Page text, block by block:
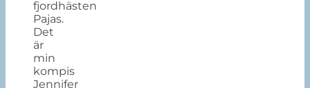
fjordhästen
Pajas.
Det
är
min
kompis
Jennifer